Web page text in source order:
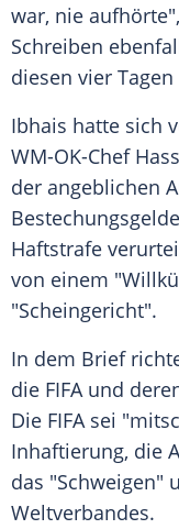
war, nie
Schreiben
diesen vier
Ibhais hatte sich
WM-OK-Chef
der angeblichen
Haftstrafe
von einem
"Scheingericht".
In dem Brief
die FIFA und
Die FIFA sei
Inhaftierung, die
das "Schweigen"
Weltverbandes.